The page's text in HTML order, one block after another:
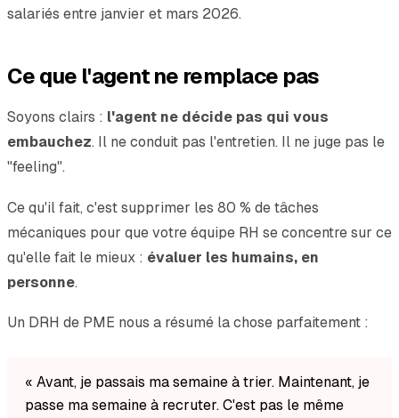
salariés entre janvier et mars 2026.
Ce que l'agent ne remplace pas
Soyons clairs : l'agent ne décide pas qui vous
embauchez. Il ne conduit pas l'entretien. Il ne juge pas le
"feeling".
Ce qu'il fait, c'est supprimer les 80 % de tâches
mécaniques pour que votre équipe RH se concentre sur ce
qu'elle fait le mieux : évaluer les humains, en
personne.
Un DRH de PME nous a résumé la chose parfaitement :
« Avant, je passais ma semaine à trier. Maintenant, je
passe ma semaine à recruter. C'est pas le même